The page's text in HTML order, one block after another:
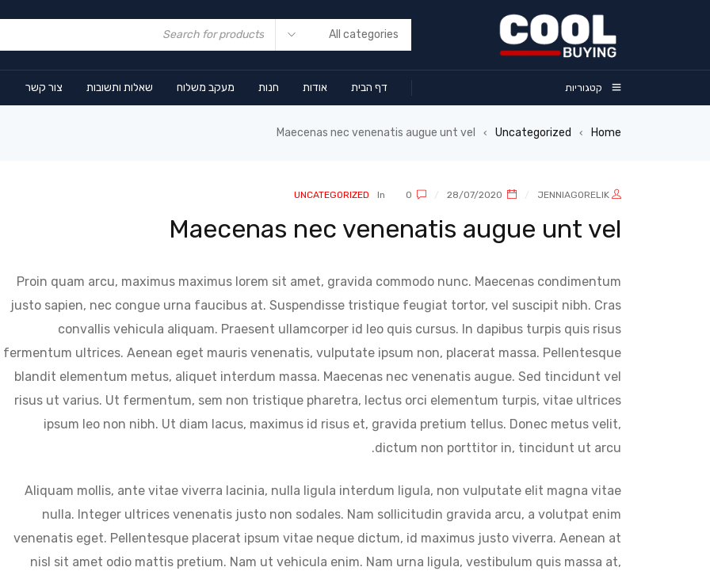
קטגוריות דף הבית אודות חנות מעקב משלוח שאלות ותשובות צור קשר
Home
›
Uncategorized
›
Maecenas nec venenatis augue unt vel
JENNIAGORELIK
In
UNCATEGORIZED
Maecenas nec venenatis augue unt vel
Proin quam arcu, maximus maximus lorem sit amet, gravida commodo nunc. Maecenas condimentum
justo sapien, nec congue urna faucibus at. Suspendisse tristique feugiat tortor, vel suscipit nibh. Cras
convallis vehicula aliquam. Praesent ullamcorper id leo quis cursus. In dapibus turpis quis risus
fermentum ultrices. Aenean eget mauris venenatis, vulputate ipsum non, placerat massa. Pellentesque
blandit elementum metus, aliquet interdum massa. Maecenas nec venenatis augue. Sed tincidunt vel
risus ut varius. Ut fermentum, sem non tristique pharetra, lectus orci elementum turpis, vitae ultrices
ipsum leo non nibh. Ut diam lacus, maximus id risus et, gravida pretium tellus. Donec metus velit,
dictum non porttitor in, tincidunt ut arcu.
Aliquam mollis, ante vitae viverra lacinia, nulla ligula interdum ligula, non vulputate elit magna vitae
nulla. Integer ultrices venenatis justo non sodales. Nam sollicitudin gravida arcu, a volutpat enim
venenatis eget. Pellentesque placerat ipsum vitae neque dictum, id maximus justo viverra. Aenean at
nisl sit amet odio mattis pretium. Nam ut vehicula enim. Nam urna ligula, vestibulum quis massa at,